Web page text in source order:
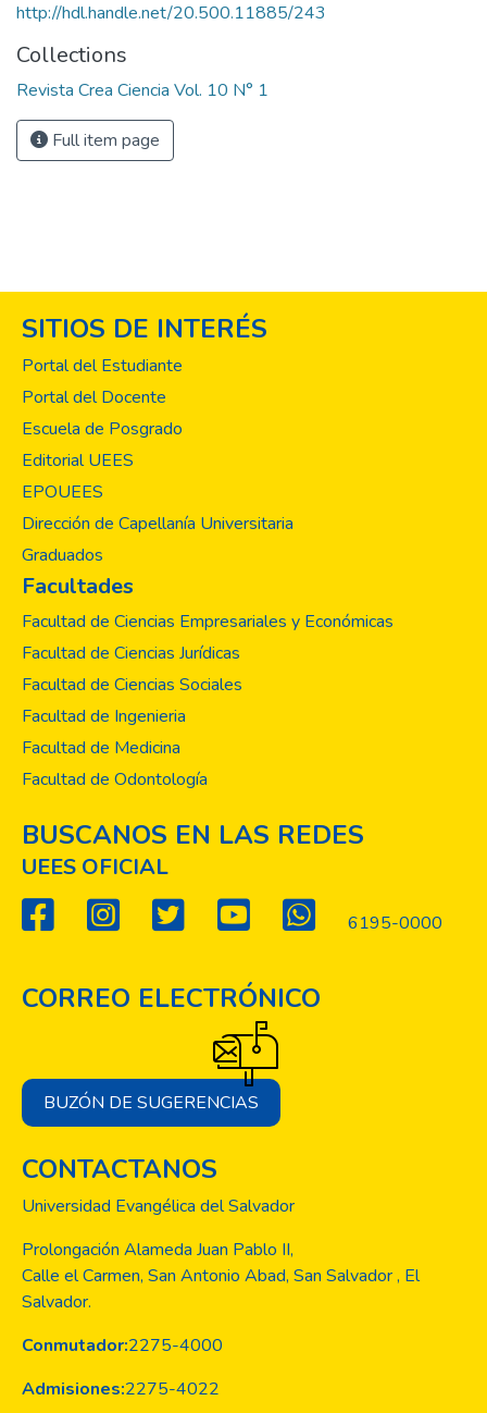
http://hdl.handle.net/20.500.11885/243
Collections
Revista Crea Ciencia Vol. 10 N° 1
Full item page
SITIOS DE INTERÉS
Portal del Estudiante
Portal del Docente
Escuela de Posgrado
Editorial UEES
EPOUEES
Dirección de Capellanía Universitaria
Graduados
Facultades
Facultad de Ciencias Empresariales y Económicas
Facultad de Ciencias Jurídicas
Facultad de Ciencias Sociales
Facultad de Ingenieria
Facultad de Medicina
Facultad de Odontología
BUSCANOS EN LAS REDES
UEES OFICIAL
6195-0000
CORREO ELECTRÓNICO
BUZÓN DE SUGERENCIAS
CONTACTANOS
Universidad Evangélica del Salvador
Prolongación Alameda Juan Pablo II,
Calle el Carmen, San Antonio Abad, San Salvador , El
Salvador.
Conmutador:2275-4000
Admisiones:2275-4022